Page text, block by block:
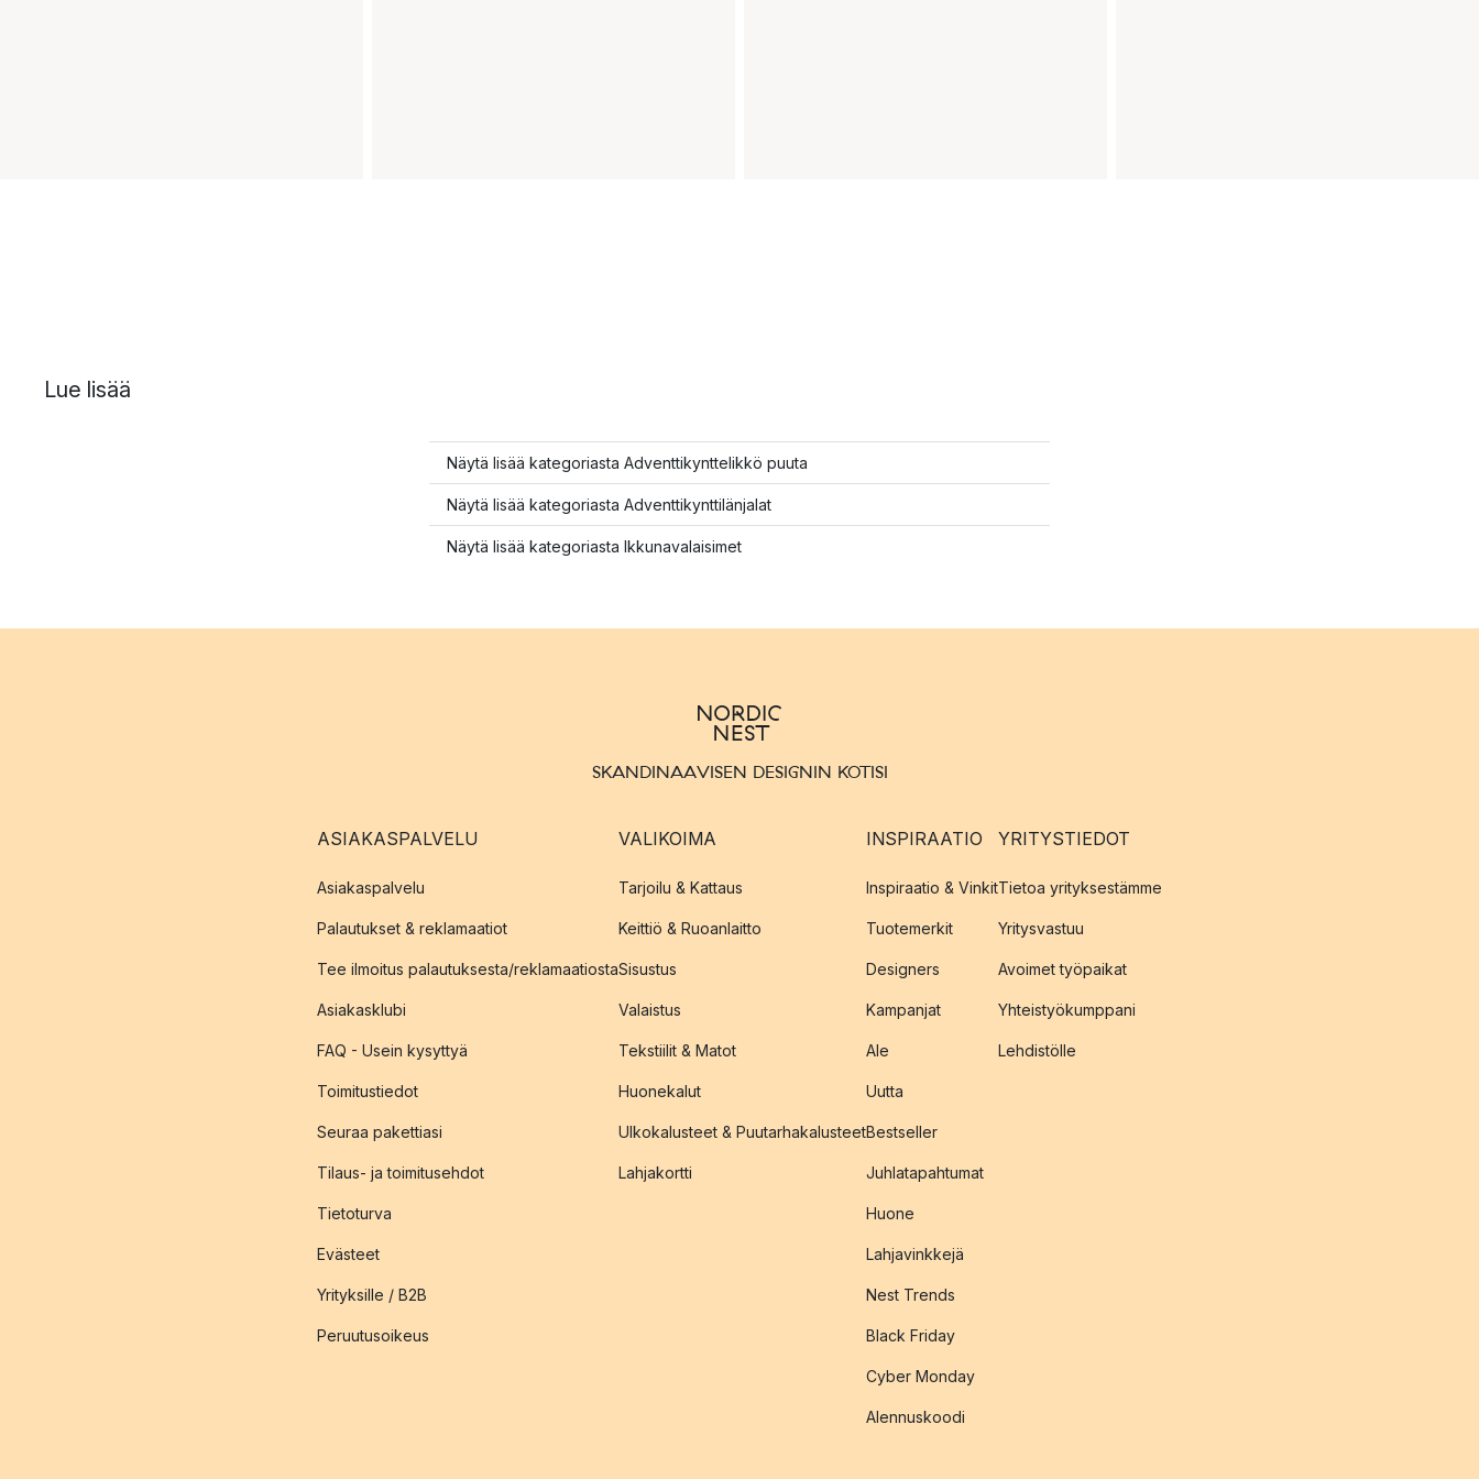
Lue lisää
Näytä lisää kategoriasta Adventtikynttelikkö puuta
Näytä lisää kategoriasta Adventtikynttilänjalat
Näytä lisää kategoriasta Ikkunavalaisimet
SKANDINAAVISEN DESIGNIN KOTISI
ASIAKASPALVELU
Asiakaspalvelu
Palautukset & reklamaatiot
Tee ilmoitus palautuksesta/reklamaatiosta
Asiakasklubi
FAQ - Usein kysyttyä
Toimitustiedot
Seuraa pakettiasi
Tilaus- ja toimitusehdot
Tietoturva
Evästeet
Yrityksille / B2B
Peruutusoikeus
VALIKOIMA
Tarjoilu & Kattaus
Keittiö & Ruoanlaitto
Sisustus
Valaistus
Tekstiilit & Matot
Huonekalut
Ulkokalusteet & Puutarhakalusteet
Lahjakortti
INSPIRAATIO
Inspiraatio & Vinkit
Tuotemerkit
Designers
Kampanjat
Ale
Uutta
Bestseller
Juhlatapahtumat
Huone
Lahjavinkkejä
Nest Trends
Black Friday
Cyber Monday
Alennuskoodi
YRITYSTIEDOT
Tietoa yrityksestämme
Yritysvastuu
Avoimet työpaikat
Yhteistyökumppani
Lehdistölle